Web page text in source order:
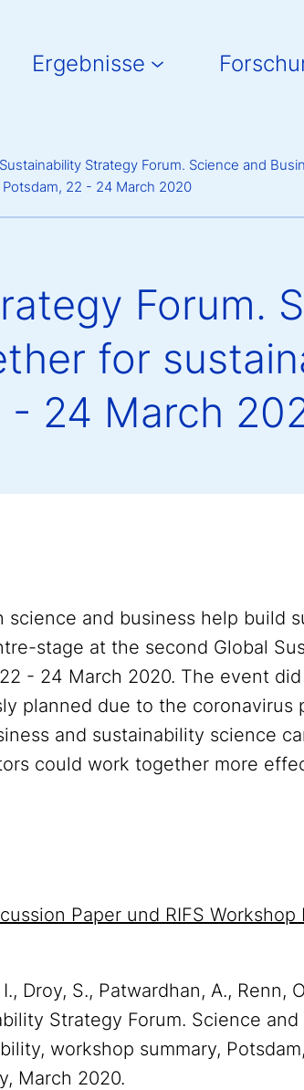
Ergebnisse
Strategy Forum. Science and
Potsdam, 22 - 24 March 2020
Forum.
for
- 24 March
science and business help build
stage at the second Global
- 24 March 2020. The event
planned due to the coronavirus
and sustainability science
could work together more
Paper und RIFS Workshop
Droy, S., Patwardhan, A., Renn,
Strategy Forum. Science
workshop summary,
March 2020.